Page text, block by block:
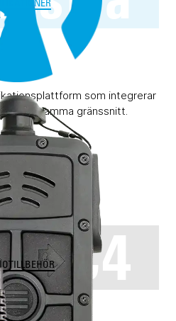
som integrerar
i samma gränssnitt.
& MCX
PERSONSÖKARE
C4